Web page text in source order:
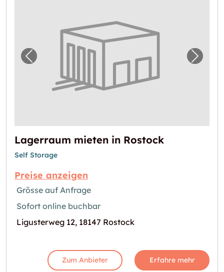
Vorheriges Bild für "Lagerraum mieten in
Lagerraum mieten in Rostock
Self Storage
Preise anzeigen
Grösse auf Anfrage
Sofort online buchbar
Ligusterweg 12, 18147 Rostock
Zum Anbieter Erfahre mehr